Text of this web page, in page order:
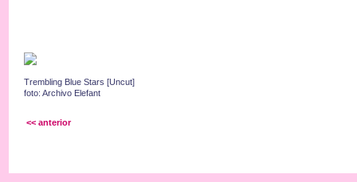
Trembling Blue Stars [Uncut]
foto: Archivo Elefant
<< anterior